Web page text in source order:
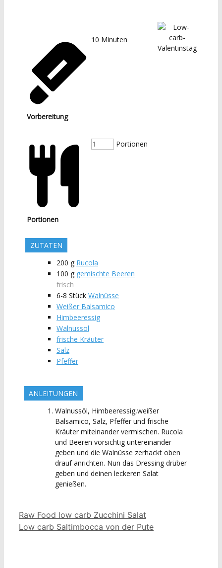
Vorbereitung
10 Minuten
Portionen
Portionen
ZUTATEN
200 g Rucola
100 g gemischte Beeren
frisch
6-8 Stück Walnüsse
Weißer Balsamico
Himbeeressig
Walnussöl
frische Kräuter
Salz
Pfeffer
ANLEITUNGEN
Walnussöl, Himbeeressig,weißer
Balsamico, Salz, Pfeffer und frische
Kräuter miteinander vermischen. Rucola
und Beeren vorsichtig untereinander
geben und die Walnüsse zerhackt oben
drauf anrichten. Nun das Dressing drüber
geben und deinen leckeren Salat
genießen.
Raw Food low carb Zucchini Salat
Low carb Saltimbocca von der Pute